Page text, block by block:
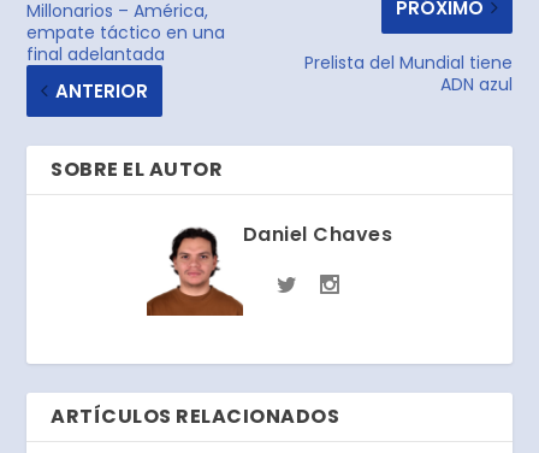
Millonarios – América,
empate táctico en una
final adelantada
ANTERIOR
PRÓXIMO
Prelista del Mundial tiene
ADN azul
SOBRE EL AUTOR
Daniel Chaves
ARTÍCULOS RELACIONADOS